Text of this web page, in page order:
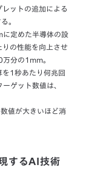
ットの追加による
。
定めた半導体の設
りの性能を向上させ
分の1mm。
1秒あたり何兆回
ゲット数値は、
値が大きいほど消
するAI技術